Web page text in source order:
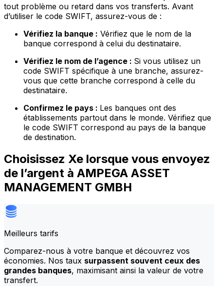
tout problème ou retard dans vos transferts. Avant
d’utiliser le code SWIFT, assurez-vous de :
Vérifiez la banque : Vérifiez que le nom de la
banque correspond à celui du destinataire.
Vérifiez le nom de l’agence : Si vous utilisez un
code SWIFT spécifique à une branche, assurez-
vous que cette branche correspond à celle du
destinataire.
Confirmez le pays : Les banques ont des
établissements partout dans le monde. Vérifiez que
le code SWIFT correspond au pays de la banque
de destination.
Choisissez Xe lorsque vous envoyez
de l’argent à AMPEGA ASSET
MANAGEMENT GMBH
Meilleurs tarifs
Comparez-nous à votre banque et découvrez vos
économies. Nos taux surpassent souvent ceux des
grandes banques, maximisant ainsi la valeur de votre
transfert.